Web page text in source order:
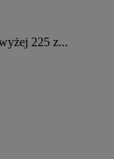
225 z...